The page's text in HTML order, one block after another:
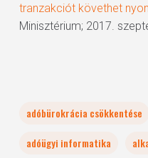
tranzakciót követhet
Minisztérium; 2017.
adóbürokrácia csökkentése
adóügyi informatika